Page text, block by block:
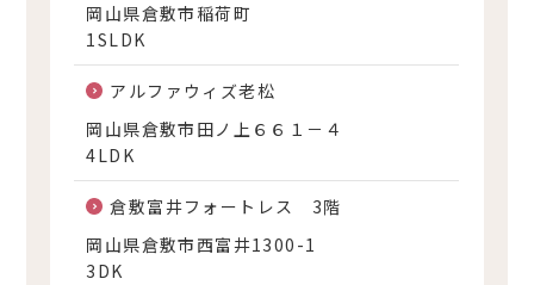
岡山県倉敷市稲荷町
1SLDK
アルファウィズ老松
岡山県倉敷市田ノ上６６１－４
4LDK
倉敷富井フォートレス 3階
岡山県倉敷市西富井1300-1
3DK